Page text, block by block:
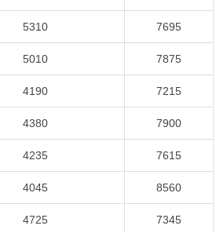
5310 7695
5010 7875
4190 7215
4380 7900
4235 7615
4045 8560
4725 7345